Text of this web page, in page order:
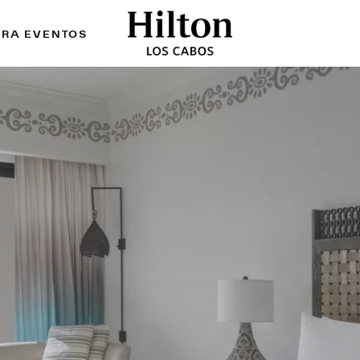
EVENTOS